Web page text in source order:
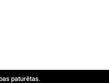
paturētas.